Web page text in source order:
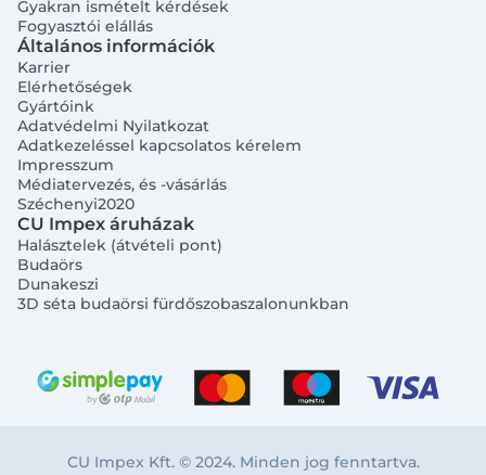
Gyakran ismételt kérdések
Fogyasztói elállás
Általános információk
Karrier
Elérhetőségek
Gyártóink
Adatvédelmi Nyilatkozat
Adatkezeléssel kapcsolatos kérelem
Impresszum
Médiatervezés, és -vásárlás
Széchenyi2020
CU Impex áruházak
Halásztelek (átvételi pont)
Budaörs
Dunakeszi
3D séta budaörsi fürdőszobaszalonunkban
CU Impex Kft. © 2024. Minden jog fenntartva.